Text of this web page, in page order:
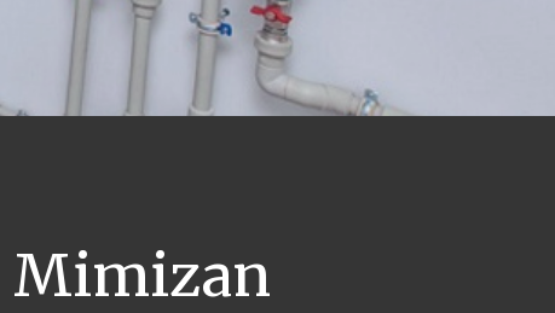
Mimizan